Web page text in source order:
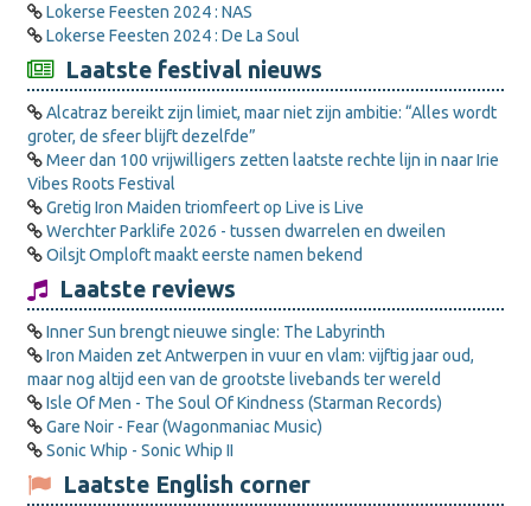
Lokerse Feesten 2024 : NAS
Lokerse Feesten 2024 : De La Soul
Laatste festival nieuws
Alcatraz bereikt zijn limiet, maar niet zijn ambitie: “Alles wordt
groter, de sfeer blijft dezelfde”
Meer dan 100 vrijwilligers zetten laatste rechte lijn in naar Irie
Vibes Roots Festival
Gretig Iron Maiden triomfeert op Live is Live
Werchter Parklife 2026 - tussen dwarrelen en dweilen
Oilsjt Omploft maakt eerste namen bekend
Laatste reviews
Inner Sun brengt nieuwe single: The Labyrinth
Iron Maiden zet Antwerpen in vuur en vlam: vijftig jaar oud,
maar nog altijd een van de grootste livebands ter wereld
Isle Of Men - The Soul Of Kindness (Starman Records)
Gare Noir - Fear (Wagonmaniac Music)
Sonic Whip - Sonic Whip II
Laatste English corner